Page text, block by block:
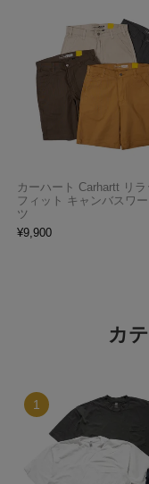
カーハート Carhartt リラ
フィット キャンバスワ
ツ
¥9,900
カ